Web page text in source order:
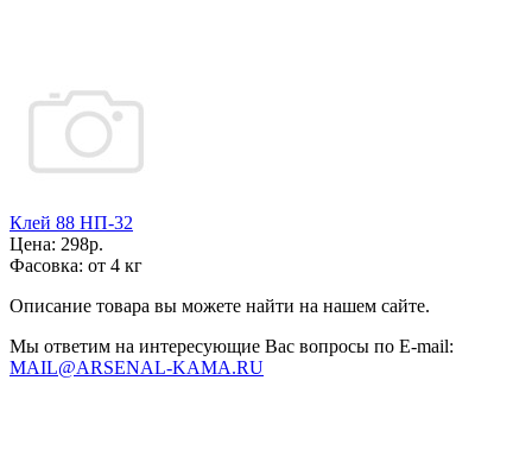
Клей 88 НП-32
Цена: 298р.
Фасовка: от 4 кг
Описание товара вы можете найти на нашем сайте.
Мы ответим на интересующие Вас вопросы по E-mail:
MAIL@ARSENAL-KAMA.RU